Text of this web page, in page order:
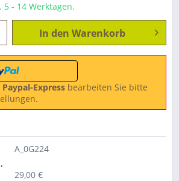
5 - 14 Werktagen.
In den Warenkorb
Paypal-Express bearbeiten Sie bitte
A_0G224
29,00 €